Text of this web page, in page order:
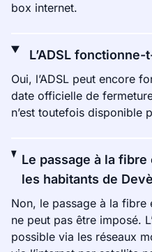
box internet.
L’ADSL
Oui, l’ADSL peut encore
date officielle de
n’est toutefois disponible
Le passage à la
les habitants de
Non, le passage à la
ne peut pas être imposé.
possible via les réseaux